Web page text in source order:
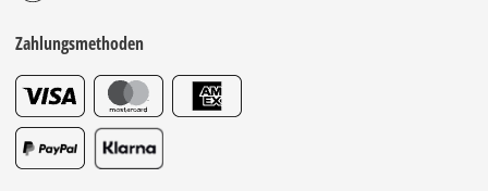
Zahlungsmethoden